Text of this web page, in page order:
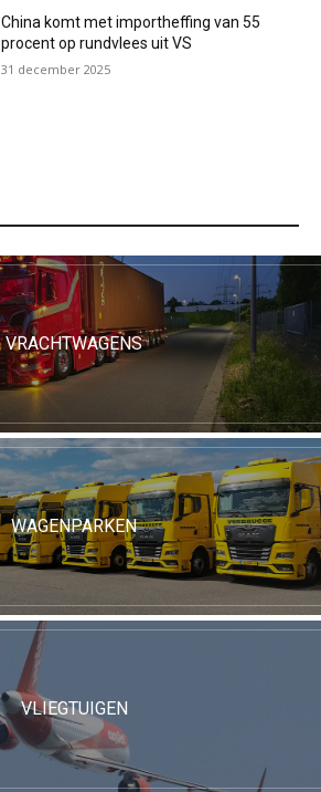
China komt met importheffing van 55
procent op rundvlees uit VS
31 december 2025
VRACHTWAGENS
WAGENPARKEN
VLIEGTUIGEN